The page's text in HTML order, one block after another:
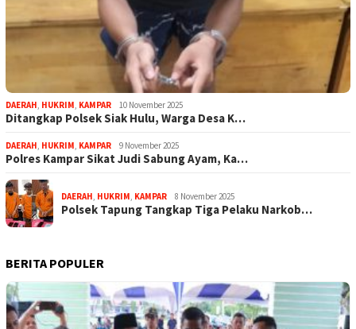
DAERAH HUKRIM KAMPAR 10 November 2025
Ditangkap Polsek Siak Hulu, Warga Desa K…
DAERAH HUKRIM KAMPAR 9 November 2025
Polres Kampar Sikat Judi Sabung Ayam, Ka…
DAERAH HUKRIM KAMPAR 8 November 2025
Polsek Tapung Tangkap Tiga Pelaku Narkob…
BERITA POPULER